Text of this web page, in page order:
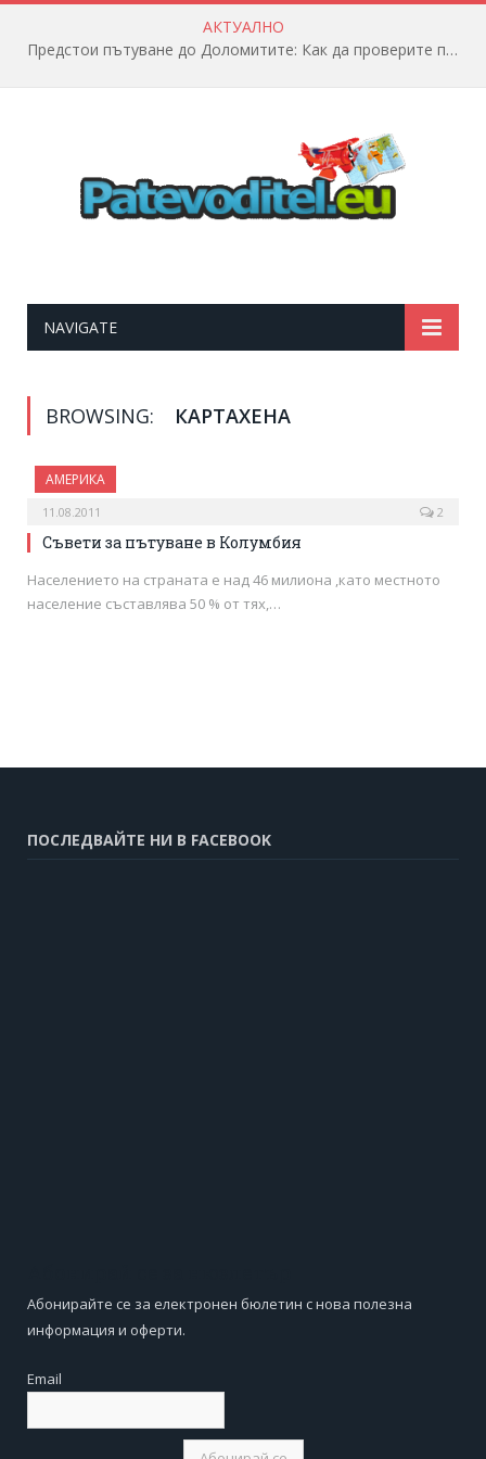
АКТУАЛНО
Предстои пътуване до Доломитите: Как да проверите полетната информация?
NAVIGATE
BROWSING: КАРТАХЕНА
АМЕРИКА
11.08.2011 2
Съвети за пътуване в Колумбия
Населението на страната е над 46 милиона ,като местното
население съставлява 50 % от тях,…
ПОСЛЕДВАЙТЕ НИ В FACEBOOK
Абонирайте се за електронен бюлетин с нова полезна
информация и оферти.
Email